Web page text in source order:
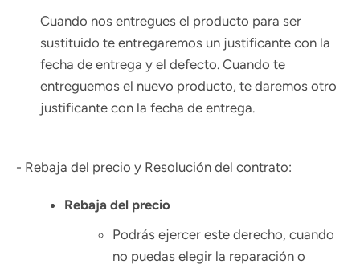
Cuando nos entregues el producto para ser
sustituido te entregaremos un justificante con la
fecha de entrega y el defecto. Cuando te
entreguemos el nuevo producto, te daremos otro
justificante con la fecha de entrega.
- Rebaja del precio y Resolución del contrato:
Rebaja del precio
Podrás ejercer este derecho, cuando
no puedas elegir la reparación o